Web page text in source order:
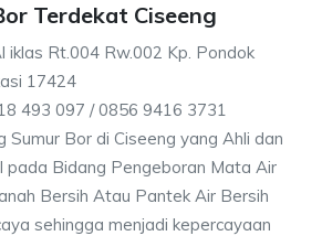
Terdekat Ciseeng
iklas Rt.004 Rw.002 Kp. Pondok
17424
493 097 / 0856 9416 3731
Sumur Bor di Ciseeng yang Ahli dan
pada Bidang Pengeboran Mata Air
Bersih Atau Pantek Air Bersih
sehingga menjadi kepercayaan